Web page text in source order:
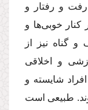
رفت و رفتار و
كنار خوبى‌ها و
و گناه نیز از
و اخلاقى
شایسته و
طبیعى است